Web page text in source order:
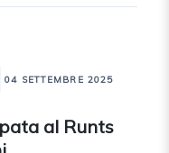
04 SETTEMBRE 2025
al Runts